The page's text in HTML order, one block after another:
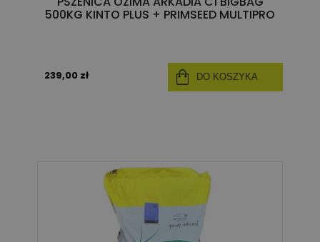
500KG KINTO PLUS + PRIMSEED MULTIPRO
239,00 zł DO KOSZYKA